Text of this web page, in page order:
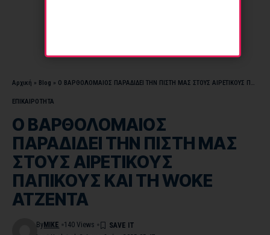
Αρχική » Blog » Ο ΒΑΡΘΟΛΟΜΑΙΟΣ ΠΑΡΑΔΙΔΕΙ ΤΗΝ ΠΙΣΤΗ ΜΑΣ ΣΤΟΥΣ ΑΙΡΕΤΙΚΟΥΣ ΠΑΠΙΚΟΥΣ ΚΑΙ ΤΗ WOKE ΑΤΖΕΝΤΑ
ΕΠΙΚΑΙΡΟΤΗΤΑ
Ο ΒΑΡΘΟΛΟΜΑΙΟΣ
ΠΑΡΑΔΙΔΕΙ ΤΗΝ ΠΙΣΤΗ ΜΑΣ
ΣΤΟΥΣ ΑΙΡΕΤΙΚΟΥΣ
ΠΑΠΙΚΟΥΣ ΚΑΙ ΤΗ WOKE
ΑΤΖΕΝΤΑ
By MIKE 140 Views